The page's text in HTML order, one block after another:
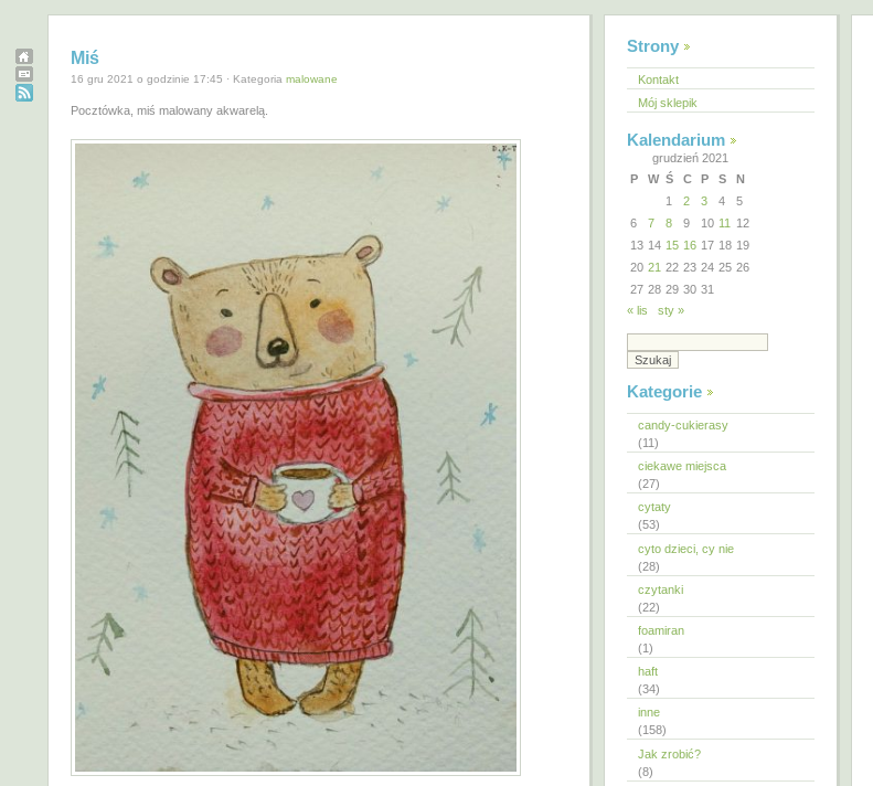
Miś
16 gru 2021 o godzinie 17:45 · Kategoria malowane
Pocztówka, miś malowany akwarelą.
Strony
Kontakt
Mój sklepik
Kalendarium
grudzień 2021
P
W Ś C P S
N
1
2 3 4
5
6
7 8 9 10 11
12
13 14 15 16 17 18 19
20 21 22 23 24 25 26
27 28 29 30 31
« lis
sty »
Kategorie
candy-cukierasy
(11)
ciekawe miejsca
(27)
cytaty
(53)
cyto dzieci, cy nie
(28)
czytanki
(22)
foamiran
(1)
haft
(34)
inne
(158)
Jak zrobić?
(8)